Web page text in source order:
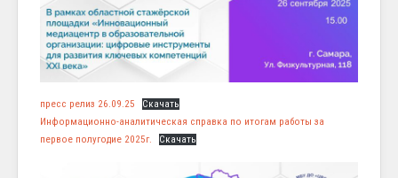
пресс релиз 26.09.25
Скачать
Информационно-аналитическая справка по итогам работы за
первое полугодие 2025г.
Скачать